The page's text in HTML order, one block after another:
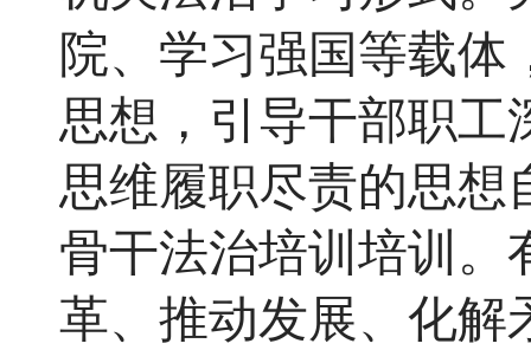
院、学习强国等载
思想，引导干部职工
思维履职尽责的思想
骨干法治培训 培训 。
革、推动发展、化解